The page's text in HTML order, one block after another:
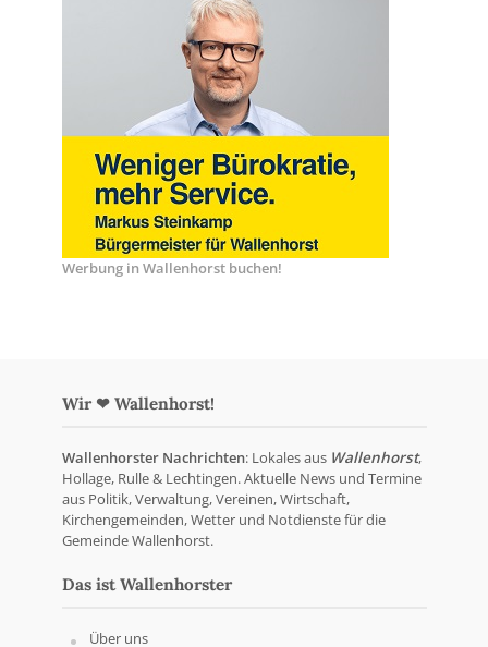
Werbung in Wallenhorst buchen!
Wir ❤ Wallenhorst!
Wallenhorster Nachrichten: Lokales aus Wallenhorst,
Hollage, Rulle & Lechtingen. Aktuelle News und Termine
aus Politik, Verwaltung, Vereinen, Wirtschaft,
Kirchengemeinden, Wetter und Notdienste für die
Gemeinde Wallenhorst.
Das ist Wallenhorster
Über uns